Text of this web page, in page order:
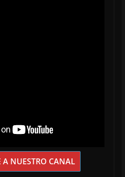
A NUESTRO CANAL